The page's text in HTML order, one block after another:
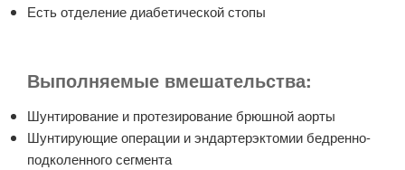
Есть отделение диабетической стопы
Выполняемые вмешательства:
Шунтирование и протезирование брюшной аорты
Шунтирующие операции и эндартерэктомии бедренно-
подколенного сегмента